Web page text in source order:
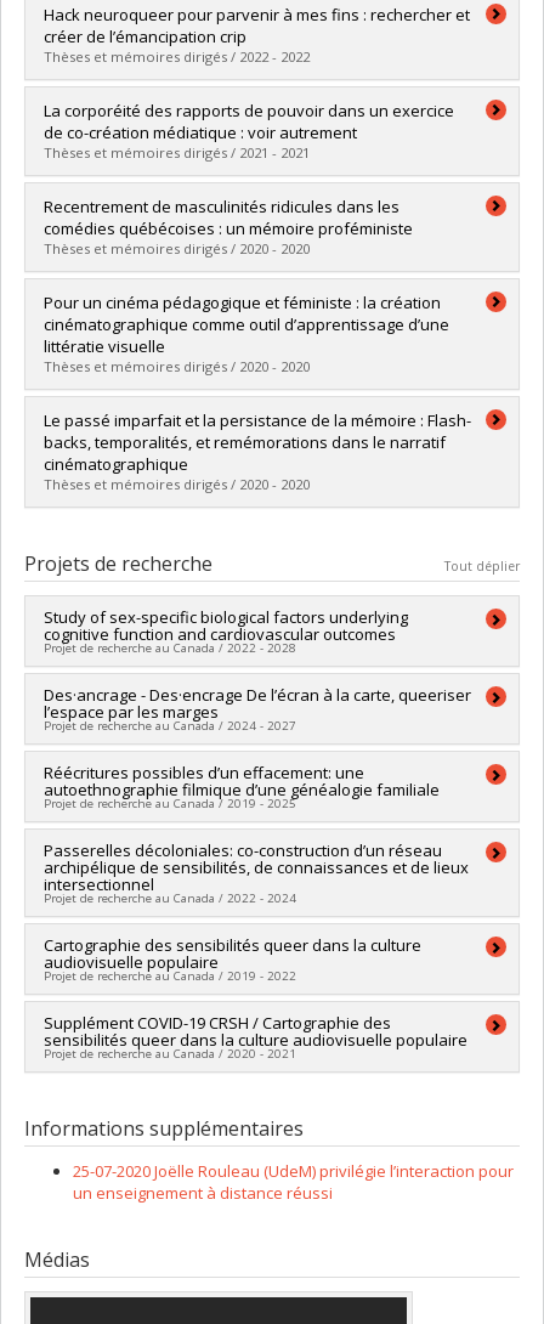
Diplômé(e) :Marcelli, Elodie
Cycle :Maîtrise
Diplôme obtenu :M.A.
Lien vers le document dans Papyrus
Hack neuroqueer pour parvenir à mes fins : rechercher et
créer de l’émancipation crip
Thèses et mémoires dirigés / 2022 - 2022
Diplômé(e) : Poulin, Marie-Andrée
Cycle :Maîtrise
Diplôme obtenu :M.A.
Lien vers le document dans Papyrus
La corporéité des rapports de pouvoir dans un exercice
de co-création médiatique : voir autrement
Thèses et mémoires dirigés / 2021 - 2021
Diplômé(e) :Blondeau, Juliette
Cycle :Maîtrise
Diplôme obtenu :M.A.
Lien vers le document dans Papyrus
Recentrement de masculinités ridicules dans les
comédies québécoises : un mémoire proféministe
Thèses et mémoires dirigés / 2020 - 2020
Diplômé(e) :Lavoie-Kartner, Tristan
Cycle :Maîtrise
Diplôme obtenu :
Lien vers le document dans Papyrus
Pour un cinéma pédagogique et féministe : la création
cinématographique comme outil d’apprentissage d’une
littératie visuelle
Thèses et mémoires dirigés / 2020 - 2020
Diplômé(e) :Drabek, Jessica
Cycle : Maîtrise
Diplôme obtenu :M.A.
Lien vers le document dans Papyrus
Le passé imparfait et la persistance de la mémoire : Flash-
backs, temporalités, et remémorations dans le narratif
cinématographique
Thèses et mémoires dirigés / 2020 - 2020
Cycle : Maîtrise
Diplôme obtenu :M.A.
Lien vers le document dans Papyrus
Projets de recherche Tout déplier
Study of sex-specific biological factors underlying
cognitive function and cardiovascular outcomes
Projet de recherche au Canada / 2022 - 2028
Chercheur principal :Marie-Pierre Dubé
Co-chercheurs : Jean-Claude Tardif
Bherer
santé du Canada
Programmes de subvention : PVXXXXXX-(PJT) Subvention
Projet
Des·ancrage - Des·encrage De l’écran à la carte, queeriser
l’espace par les marges
Projet de recherche au Canada / 2024 - 2027
Chercheur principal : Joëlle Rouleau
Sources de financement :CRSH/Conseil de recherches en
sciences humaines du Canada
développement Savoir
Réécritures possibles d’un effacement: une
autoethnographie filmique d’une généalogie familiale
Projet de recherche au Canada / 2019 - 2025
Chercheur principal :Joëlle Rouleau
Sources de financement :FRQSC/Fonds de recherche du
Québec - Société et culture (FQRSC)
Programmes de subvention :PV113814-(CC) Soutien à la
recherche-création pour la relève professorale
Passerelles décoloniales: co-construction d’un réseau
archipélique de sensibilités, de connaissances et de lieux
intersectionnel
Projet de recherche au Canada / 2022 - 2024
Chercheur principal :Joëlle Rouleau
Sources de financement :CRSH/Conseil de recherches en
sciences humaines du Canada
institutionnelle du CRSH - Subventions d'exploration
Cartographie des sensibilités queer dans la culture
audiovisuelle populaire
Projet de recherche au Canada / 2019 - 2022
Chercheur principal : Joëlle Rouleau
Sources de financement :CRSH/Conseil de recherches en
sciences humaines du Canada
Supplément COVID-19 CRSH / Cartographie des
sensibilités queer dans la culture audiovisuelle populaire
Projet de recherche au Canada / 2020 - 2021
Sources de financement :CRSH/Conseil de recherches en
sciences humaines du Canada
Programmes de subvention :PVXXXXXX-Supplément à l’appui
des étudiants, des stagiaires postdoctoraux et du personnel
de soutien à la recherche COVID-19
Informations supplémentaires
25-07-2020 Joëlle Rouleau (UdeM) privilégie l’interaction pour
un enseignement à distance réussi
Médias